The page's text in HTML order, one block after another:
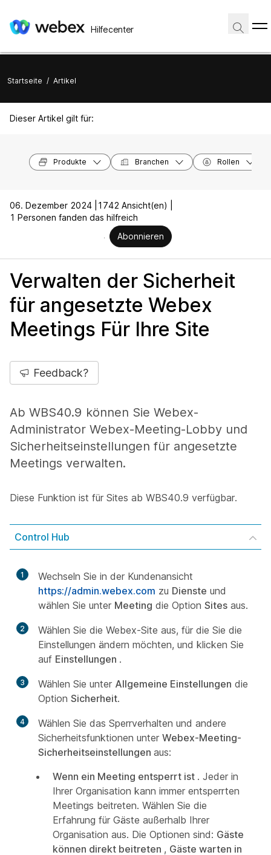
Hilfecenter
Startseite / Artikel
Dieser Artikel gilt für:
Produkte Branchen Rollen
06. Dezember 2024 |
1742 Ansicht(en) |
1 Personen fanden das hilfreich
Abonnieren
Verwalten der Sicherheit
für angesetzte Webex
Meetings Für Ihre Site
Feedback?
Ab WBS40.9 können Sie Webex-
Administrator Webex-Meeting-Lobby und
Sicherheitseinstellungen für angesetzte
Meetings verwalten.
Diese Funktion ist für Sites ab WBS40.9 verfügbar.
Control Hub
1
Wechseln Sie in der Kundenansicht
https://admin.webex.com zu Dienste und
wählen Sie unter Meeting die Option Sites aus.
2
Wählen Sie die Webex-Site aus, für die Sie die
Einstellungen ändern möchten, und klicken Sie
auf Einstellungen .
3 Wählen Sie unter Allgemeine Einstellungen die
Option Sicherheit.
4
Wählen Sie das Sperrverhalten und andere
Sicherheitsfunktionen unter Webex-Meeting-
Sicherheitseinstellungen aus:
Wenn ein Meeting entsperrt ist . Jeder in
Ihrer Organisation kann immer entsperrten
Meetings beitreten. Wählen Sie die
Erfahrung für Gäste außerhalb Ihrer
Organisation aus. Die Optionen sind: Gäste
können direkt beitreten , Gäste warten in